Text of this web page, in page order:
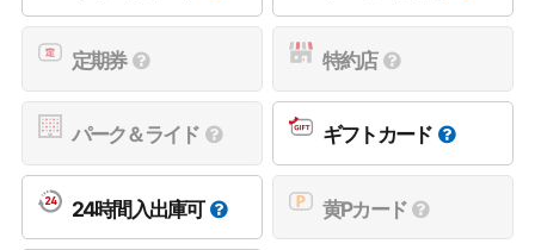
定期券 特約店
パーク＆ライド ギフトカード
24時間入出庫可 黄Pカード